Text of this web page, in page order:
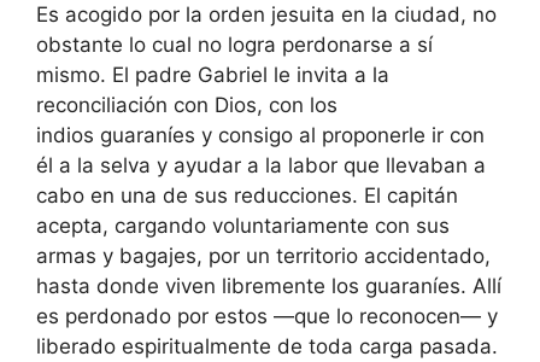
Es acogido por la orden jesuita en la ciudad, no
obstante lo cual no logra perdonarse a sí
mismo. El padre Gabriel le invita a la
reconciliación con Dios, con los
indios guaraníes y consigo al proponerle ir con
él a la selva y ayudar a la labor que llevaban a
cabo en una de sus reducciones. El capitán
acepta, cargando voluntariamente con sus
armas y bagajes, por un territorio accidentado,
hasta donde viven libremente los guaraníes. Allí
es perdonado por estos —que lo reconocen— y
liberado espiritualmente de toda carga pasada.